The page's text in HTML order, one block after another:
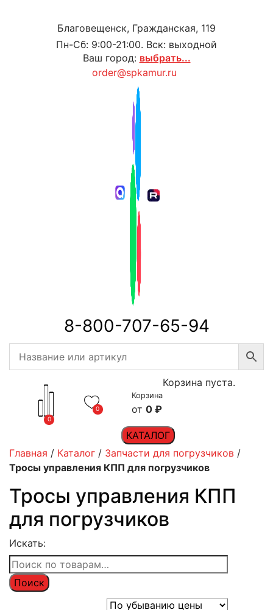
Благовещенск, Гражданская, 119
Пн-Сб: 9:00-21:00. Вск: выходной
Ваш город: выбрать...
order@spkamur.ru
8-800-707-65-94
0
0
Корзина
0 ₽
Корзина пуста.
КАТАЛОГ
Главная / Каталог / Запчасти для погрузчиков /
Тросы управления КПП для погрузчиков
Тросы управления КПП
для погрузчиков
Искать:
Поиск